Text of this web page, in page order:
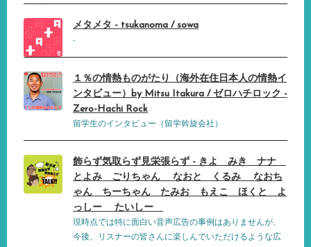
メタメタ - tsukanoma / sowa
-
１％の情熱ものがたり（海外在住日本人の情熱イ
ンタビュー）by Mitsu Itakura / ゼロハチロック -
Zero-Hachi Rock
留学生のインタビュー（留学斡旋会社）
飾らず気取らず見栄張らず - きよ みき ナナ
とよみ ごりちゃん なおと くるみ なおち
ゃん ちーちゃん たみお もえこ ほくと よ
っしー たいしー
現時点では特に面白い音声広告の事例はありませんが、
今後、リスナーの皆さんに楽しんでいただけるような広